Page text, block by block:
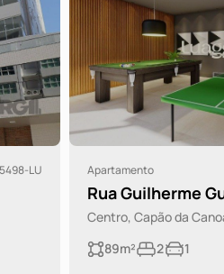
LU Apartamento
Rua Guilherme
Centro, Capão da
89m²
2 1